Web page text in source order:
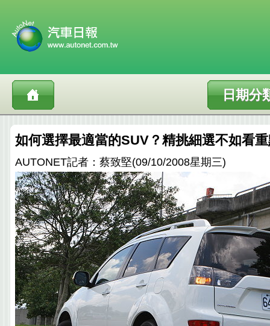
日期分
如何選擇最適當的SUV？精挑細選不如看
AUTONET記者：蔡致堅(09/10/2008星期三)